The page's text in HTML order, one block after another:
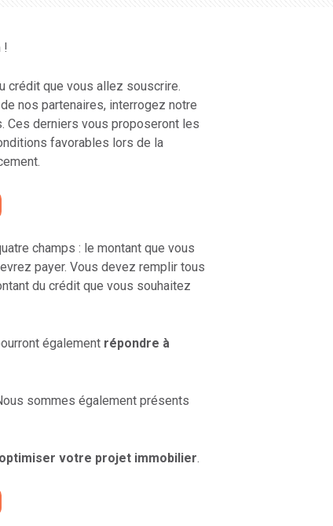
!
crédit que vous allez souscrire.
nos partenaires, interrogez notre
Ces derniers vous proposeront les
favorables lors de la
champs : le montant que vous
payer. Vous devez remplir tous
du crédit que vous souhaitez
également répondre à
sommes également présents
optimiser votre projet immobilier.